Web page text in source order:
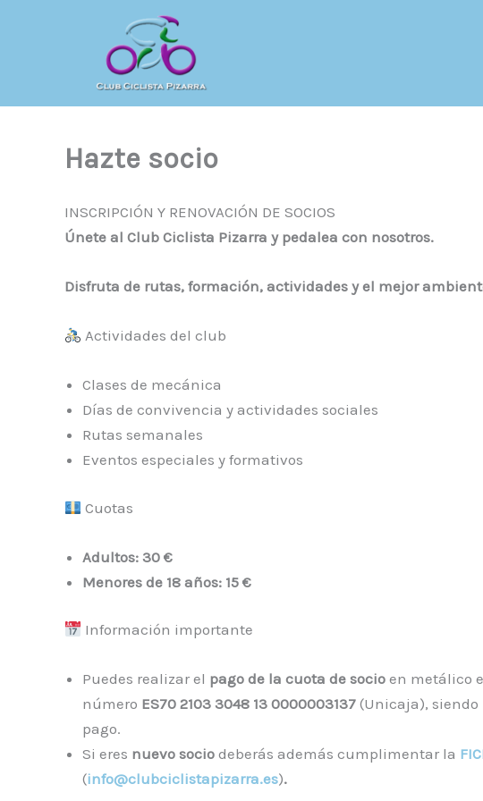
Hazte socio
INSCRIPCIÓN Y RENOVACIÓN DE SOCIOS
Únete al Club Ciclista Pizarra y pedalea con nosotros.
Disfruta de rutas, formación, actividades y el mejor
Actividades del club
Clases de mecánica
Días de convivencia y actividades sociales
Rutas semanales
Eventos especiales y formativos
Cuotas
Adultos: 30 €
Menores de 18 años: 15 €
Información importante
Puedes realizar el pago de la cuota de socio en metálico
número ES70 2103 3048 13 0000003137 (Unicaja),
pago.
Si eres nuevo socio deberás además cumplimentar la
(info@clubciclistapizarra.es).